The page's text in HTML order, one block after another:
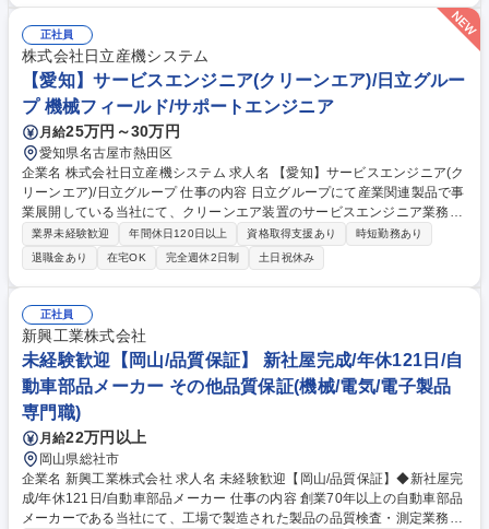
部品メーカー/新社屋完成/年休121日
正社員
株式会社日立産機システム
【愛知】サービスエンジニア(クリーンエア)/日立グルー
プ 機械フィールド/サポートエンジニア
月給25万円～30万円
愛知県名古屋市熱田区
企業名 株式会社日立産機システム 求人名 【愛知】サービスエンジニア(ク
リーンエア)/日立グループ 仕事の内容 日立グループにて産業関連製品で事
業展開している当社にて、クリーンエア装置のサービスエンジニア業務
(設置後のアフターメンテナンス対応、修理・更新計画の提案等)をお任せ
いたします。 【詳細】 顧客先に設置されているクリーンエア装置につい
て、設置後のアフターメンテナンス対応(保守メンテナンス対応、修理・
更新計画の提案等)を行います。※建物への建設改変等の実作業は発生致
しません。 【働き方】 原則土日祝休みで昼時間帯のフレックス勤務。お
客様からの要望でまれに土日出勤や夜間対応がございますが、勤務時間調
整等、勤怠管理を徹底しております。 募集職種 【愛知】サービスエンジ
ニア(クリーンエア)/日立グループ
業界未経験歓迎 年間休日120日以上 資格取得支援あり
時短勤務あり
退職金あり
在宅OK 完全週休2日制 土日祝休み
正社員
新興工業株式会社
未経験歓迎【岡山/品質保証】 新社屋完成/年休121日/自
動車部品メーカー その他品質保証(機械/電気/電子製品
専門職)
月給22万円以上
岡山県総社市
企業名 新興工業株式会社 求人名 未経験歓迎【岡山/品質保証】◆新社屋完
成/年休121日/自動車部品メーカー 仕事の内容 創業70年以上の自動車部品
メーカーである当社にて、工場で製造された製品の品質検査・測定業務を